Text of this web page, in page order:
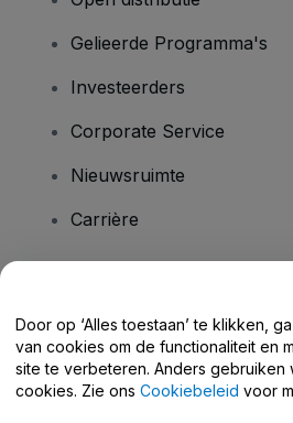
Gelieerde Programma's
Investeerders
Corporate Service
Nieuwsruimte
Carrière
Helpcentrum / Neem
Door op ‘Alles toestaan’ te klikken,
van cookies om de functionaliteit en
site te verbeteren. Anders
cookies. Zie ons Cookiebeleid voor